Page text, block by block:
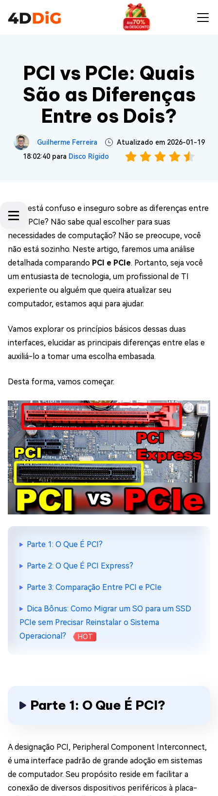
PCI vs PCIe: Quais
São as Diferenças
Entre os Dois?
Guilherme Ferreira
Atualizado em 2026-01-19
18:02:40 para Disco Rígido
Você está confuso e inseguro sobre as diferenças entre
PCI e PCIe? Não sabe qual escolher para suas
necessidades de computação? Não se preocupe, você
não está sozinho. Neste artigo, faremos uma análise
detalhada comparando PCI e PCIe. Portanto, seja você
um entusiasta de tecnologia, um profissional de TI
experiente ou alguém que queira atualizar seu
computador, estamos aqui para ajudar.
Vamos explorar os princípios básicos dessas duas
interfaces, elucidar as principais diferenças entre elas e
auxiliá-lo a tomar uma escolha embasada.
Desta forma, vamos começar.
Parte 1: O Que É PCI?
Parte 2: O Que É PCI Express?
Parte 3: Comparação Entre PCI e PCIe
Dica Bônus: Como Migrar um SO para um SSD
PCIe sem Precisar Reinstalar o Sistema
Operacional?
HOT
Parte 1: O Que É PCI?
A designação PCI, Peripheral Component Interconnect,
é uma interface padrão de grande adoção em sistemas
de computador. Seu propósito reside em facilitar a
conexão de diversos dispositivos periféricos à placa-